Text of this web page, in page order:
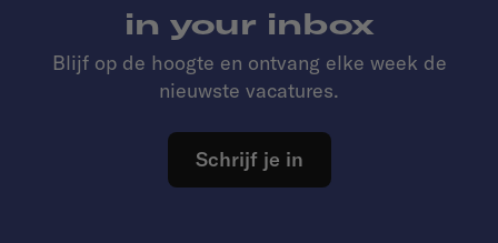
in your inbox
Blijf op de hoogte en ontvang elke week de
nieuwste vacatures.
Schrijf je in